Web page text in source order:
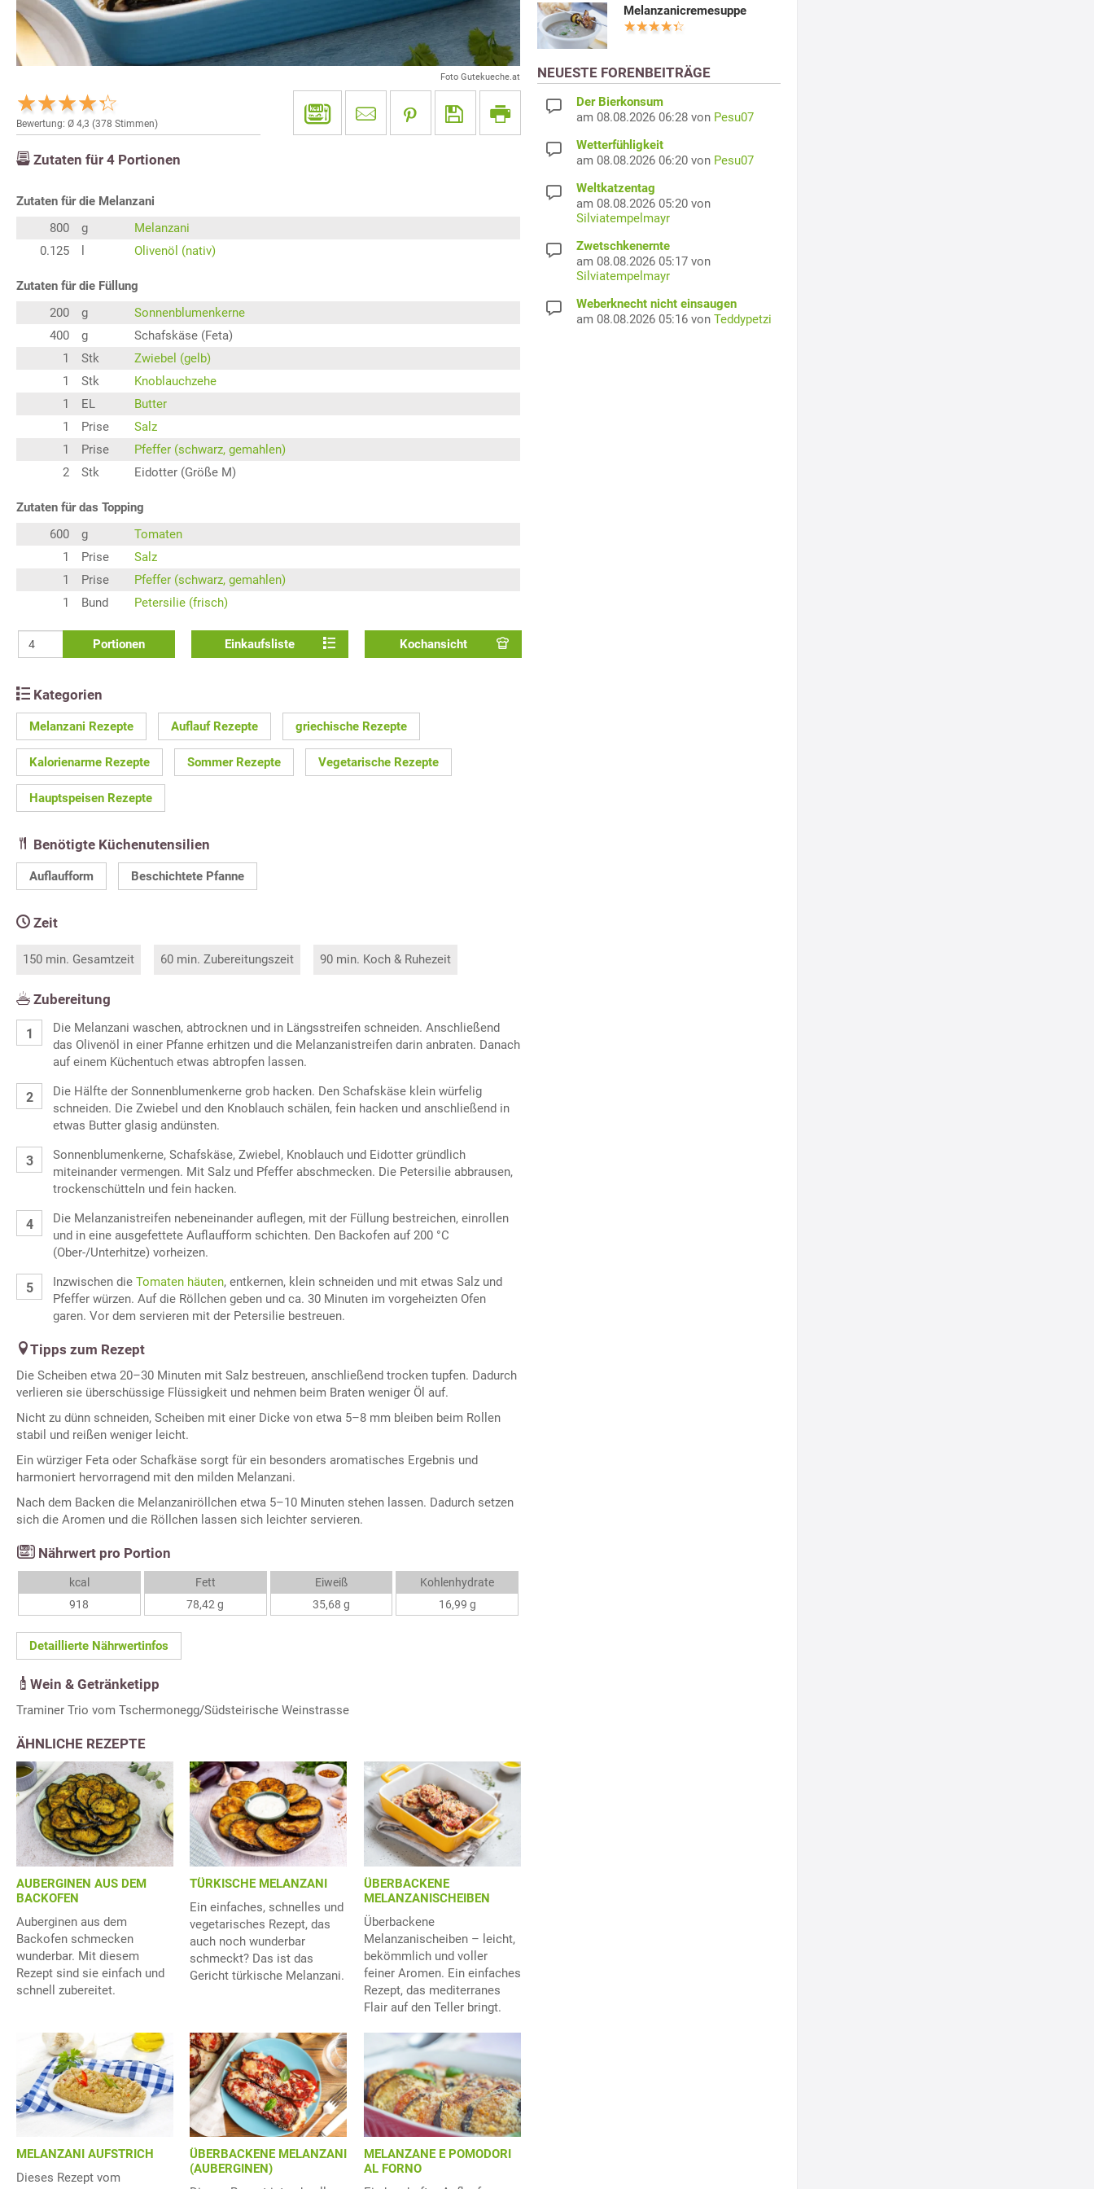
Foto Gutekueche.at
Bewertung: Ø 4,3 (378 Stimmen)
Zutaten für 4 Portionen
Zutaten für die Melanzani
800
g
Melanzani
0.125
Olivenöl (nativ)
Zutaten für die Füllung
200
g
Sonnenblumenkerne
400
g
Schafskäse (Feta)
1
Stk
Zwiebel (gelb)
1
Stk
Knoblauchzehe
1
EL
Butter
1
Prise
Salz
1
Prise
Pfeffer (schwarz, gemahlen)
2
Stk Eidotter (Größe M)
Zutaten für das Topping
600
g
Tomaten
1
Prise
Salz
1
Prise
Pfeffer (schwarz, gemahlen)
1
Bund Petersilie (frisch)
Portionen Einkaufsliste Kochansicht
Kategorien
Melanzani Rezepte Auflauf Rezepte griechische Rezepte
Kalorienarme Rezepte Sommer Rezepte Vegetarische Rezepte
Hauptspeisen Rezepte
Benötigte Küchenutensilien
Auflaufform Beschichtete Pfanne
Zeit
150 min. Gesamtzeit 60 min. Zubereitungszeit 90 min. Koch & Ruhezeit
Zubereitung
Die Melanzani waschen, abtrocknen und in Längsstreifen schneiden. Anschließend
das Olivenöl in einer Pfanne erhitzen und die Melanzanistreifen darin anbraten. Danach
auf einem Küchentuch etwas abtropfen lassen.
Die Hälfte der Sonnenblumenkerne grob hacken. Den Schafskäse klein würfelig
schneiden. Die Zwiebel und den Knoblauch schälen, fein hacken und anschließend in
etwas Butter glasig andünsten.
Sonnenblumenkerne, Schafskäse, Zwiebel, Knoblauch und Eidotter gründlich
miteinander vermengen. Mit Salz und Pfeffer abschmecken. Die Petersilie abbrausen,
trockenschütteln und fein hacken.
Die Melanzanistreifen nebeneinander auflegen, mit der Füllung bestreichen, einrollen
und in eine ausgefettete Auflaufform schichten. Den Backofen auf 200 °C
(Ober-/Unterhitze) vorheizen.
Inzwischen die Tomaten häuten, entkernen, klein schneiden und mit etwas Salz und
Pfeffer würzen. Auf die Röllchen geben und ca. 30 Minuten im vorgeheizten Ofen
garen. Vor dem servieren mit der Petersilie bestreuen.
Tipps zum Rezept
Die Scheiben etwa 20–30 Minuten mit Salz bestreuen, anschließend trocken tupfen. Dadurch
verlieren sie überschüssige Flüssigkeit und nehmen beim Braten weniger Öl auf.
Nicht zu dünn schneiden, Scheiben mit einer Dicke von etwa 5–8 mm bleiben beim Rollen
stabil und reißen weniger leicht.
Ein würziger Feta oder Schafkäse sorgt für ein besonders aromatisches Ergebnis und
harmoniert hervorragend mit den milden Melanzani.
Nach dem Backen die Melanzaniröllchen etwa 5–10 Minuten stehen lassen. Dadurch setzen
sich die Aromen und die Röllchen lassen sich leichter servieren.
Nährwert pro Portion
kcal
918
Fett
78,42 g
Eiweiß
35,68 g
Kohlenhydrate
16,99 g
Detaillierte Nährwertinfos
Wein & Getränketipp
Traminer Trio vom Tschermonegg/Südsteirische Weinstrasse
ÄHNLICHE REZEPTE
AUBERGINEN AUS DEM
BACKOFEN
Auberginen aus dem
Backofen schmecken
wunderbar. Mit diesem
Rezept sind sie einfach und
schnell zubereitet.
TÜRKISCHE MELANZANI
Ein einfaches, schnelles und
vegetarisches Rezept, das
auch noch wunderbar
schmeckt? Das ist das
Gericht türkische Melanzani.
ÜBERBACKENE
MELANZANISCHEIBEN
Überbackene
Melanzanischeiben – leicht,
bekömmlich und voller
feiner Aromen. Ein einfaches
Rezept, das mediterranes
Flair auf den Teller bringt.
MELANZANI AUFSTRICH
Dieses Rezept vom
ÜBERBACKENE MELANZANI
(AUBERGINEN)
MELANZANE E POMODORI
AL FORNO
Melanzanicremesuppe
NEUESTE FORENBEITRÄGE
Der Bierkonsum
am 08.08.2026 06:28 von Pesu07
Wetterfühligkeit
am 08.08.2026 06:20 von Pesu07
Weltkatzentag
am 08.08.2026 05:20 von
Silviatempelmayr
Zwetschkenernte
am 08.08.2026 05:17 von
Silviatempelmayr
Weberknecht nicht einsaugen
am 08.08.2026 05:16 von Teddypetzi